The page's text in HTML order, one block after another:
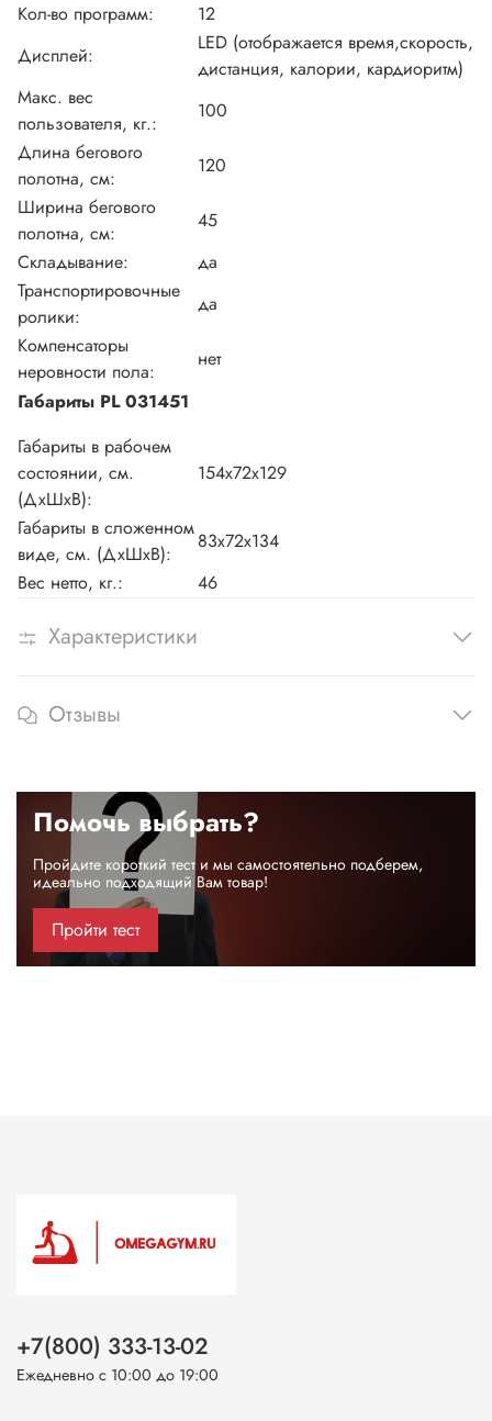
Кол-во программ:
12
Дисплей:
LED (отображается время,скорость,
дистанция, калории, кардиоритм)
Макс. вес
пользователя, кг.:
100
Длина бегового
полотна, см:
120
Ширина бегового
полотна, см:
45
Складывание:
да
Транспортировочные
ролики:
да
Компенсаторы
неровности пола:
нет
Габариты PL 031451
Габариты в рабочем
состоянии, см.
(ДхШхВ):
154х72х129
Габариты в сложенном
виде, см. (ДхШхВ):
83х72х134
Вес нетто, кг.:
46
Характеристики
Отзывы
Помочь выбрать?
Пройдите короткий тест и мы самостоятельно подберем,
идеально подходящий Вам товар!
Пройти тест
+7(800) 333-13-02
Ежедневно с 10:00 до 19:00